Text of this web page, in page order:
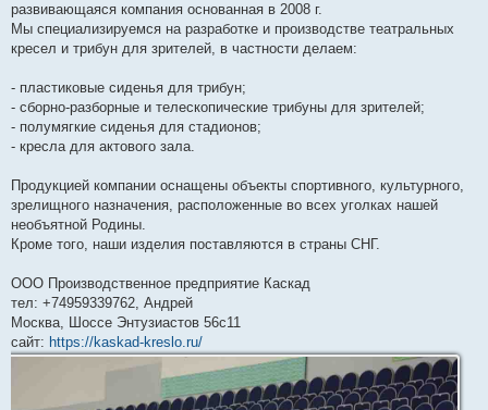
щ
е
и
развивающаяся компания основанная в 2008 г.
Мы специализируемся на разработке и производстве театральных
кресел и трибун для зрителей, в частности делаем:
- пластиковые сиденья для трибун;
- сборно-разборные и телескопические трибуны для зрителей;
- полумягкие сиденья для стадионов;
- кресла для актового зала.
Продукцией компании оснащены объекты спортивного, культурного,
зрелищного назначения, расположенные во всех уголках нашей
необъятной Родины.
Кроме того, наши изделия поставляются в страны СНГ.
ООО Производственное предприятие Каскад
тел: +74959339762, Андрей
Москва, Шоссе Энтузиастов 56с11
сайт: https://kaskad-kreslo.ru/